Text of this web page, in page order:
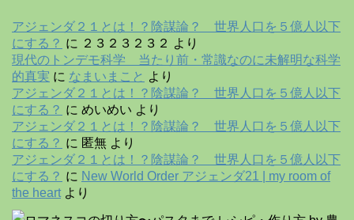
アジェンダ２１とは！？陰謀論？ 世界人口を５億人以下
にする？ に ２３２３２３２ より
現代のトンデモ科学 当たり前・常識なのに未解明な科学
的真実 に なまいまこと より
アジェンダ２１とは！？陰謀論？ 世界人口を５億人以下
にする？ に めいめい より
アジェンダ２１とは！？陰謀論？ 世界人口を５億人以下
にする？ に 匿無 より
アジェンダ２１とは！？陰謀論？ 世界人口を５億人以下
にする？ に New World Order アジェンダ21 | my room of
the heart より